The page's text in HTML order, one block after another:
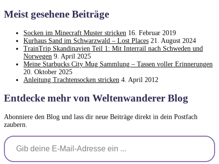
Meist gesehene Beiträge
Socken im Minecraft Muster stricken 16. Februar 2019
Kurhaus Sand im Schwarzwald – Lost Places 21. August 2024
TrainTrip Skandinavien Teil 1: Mit Interrail nach Schweden und
Norwegen 9. April 2025
Meine Starbucks City Mug Sammlung – Tassen voller Erinnerungen
20. Oktober 2025
Anleitung Trachtensocken stricken 4. April 2012
Entdecke mehr von Weltenwanderer Blog
Abonniere den Blog und lass dir neue Beiträge direkt in dein Postfach
zaubern.
Gib deine E-Mail-Adresse ein ...